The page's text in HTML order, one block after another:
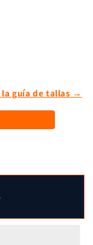
la guía de tallas →